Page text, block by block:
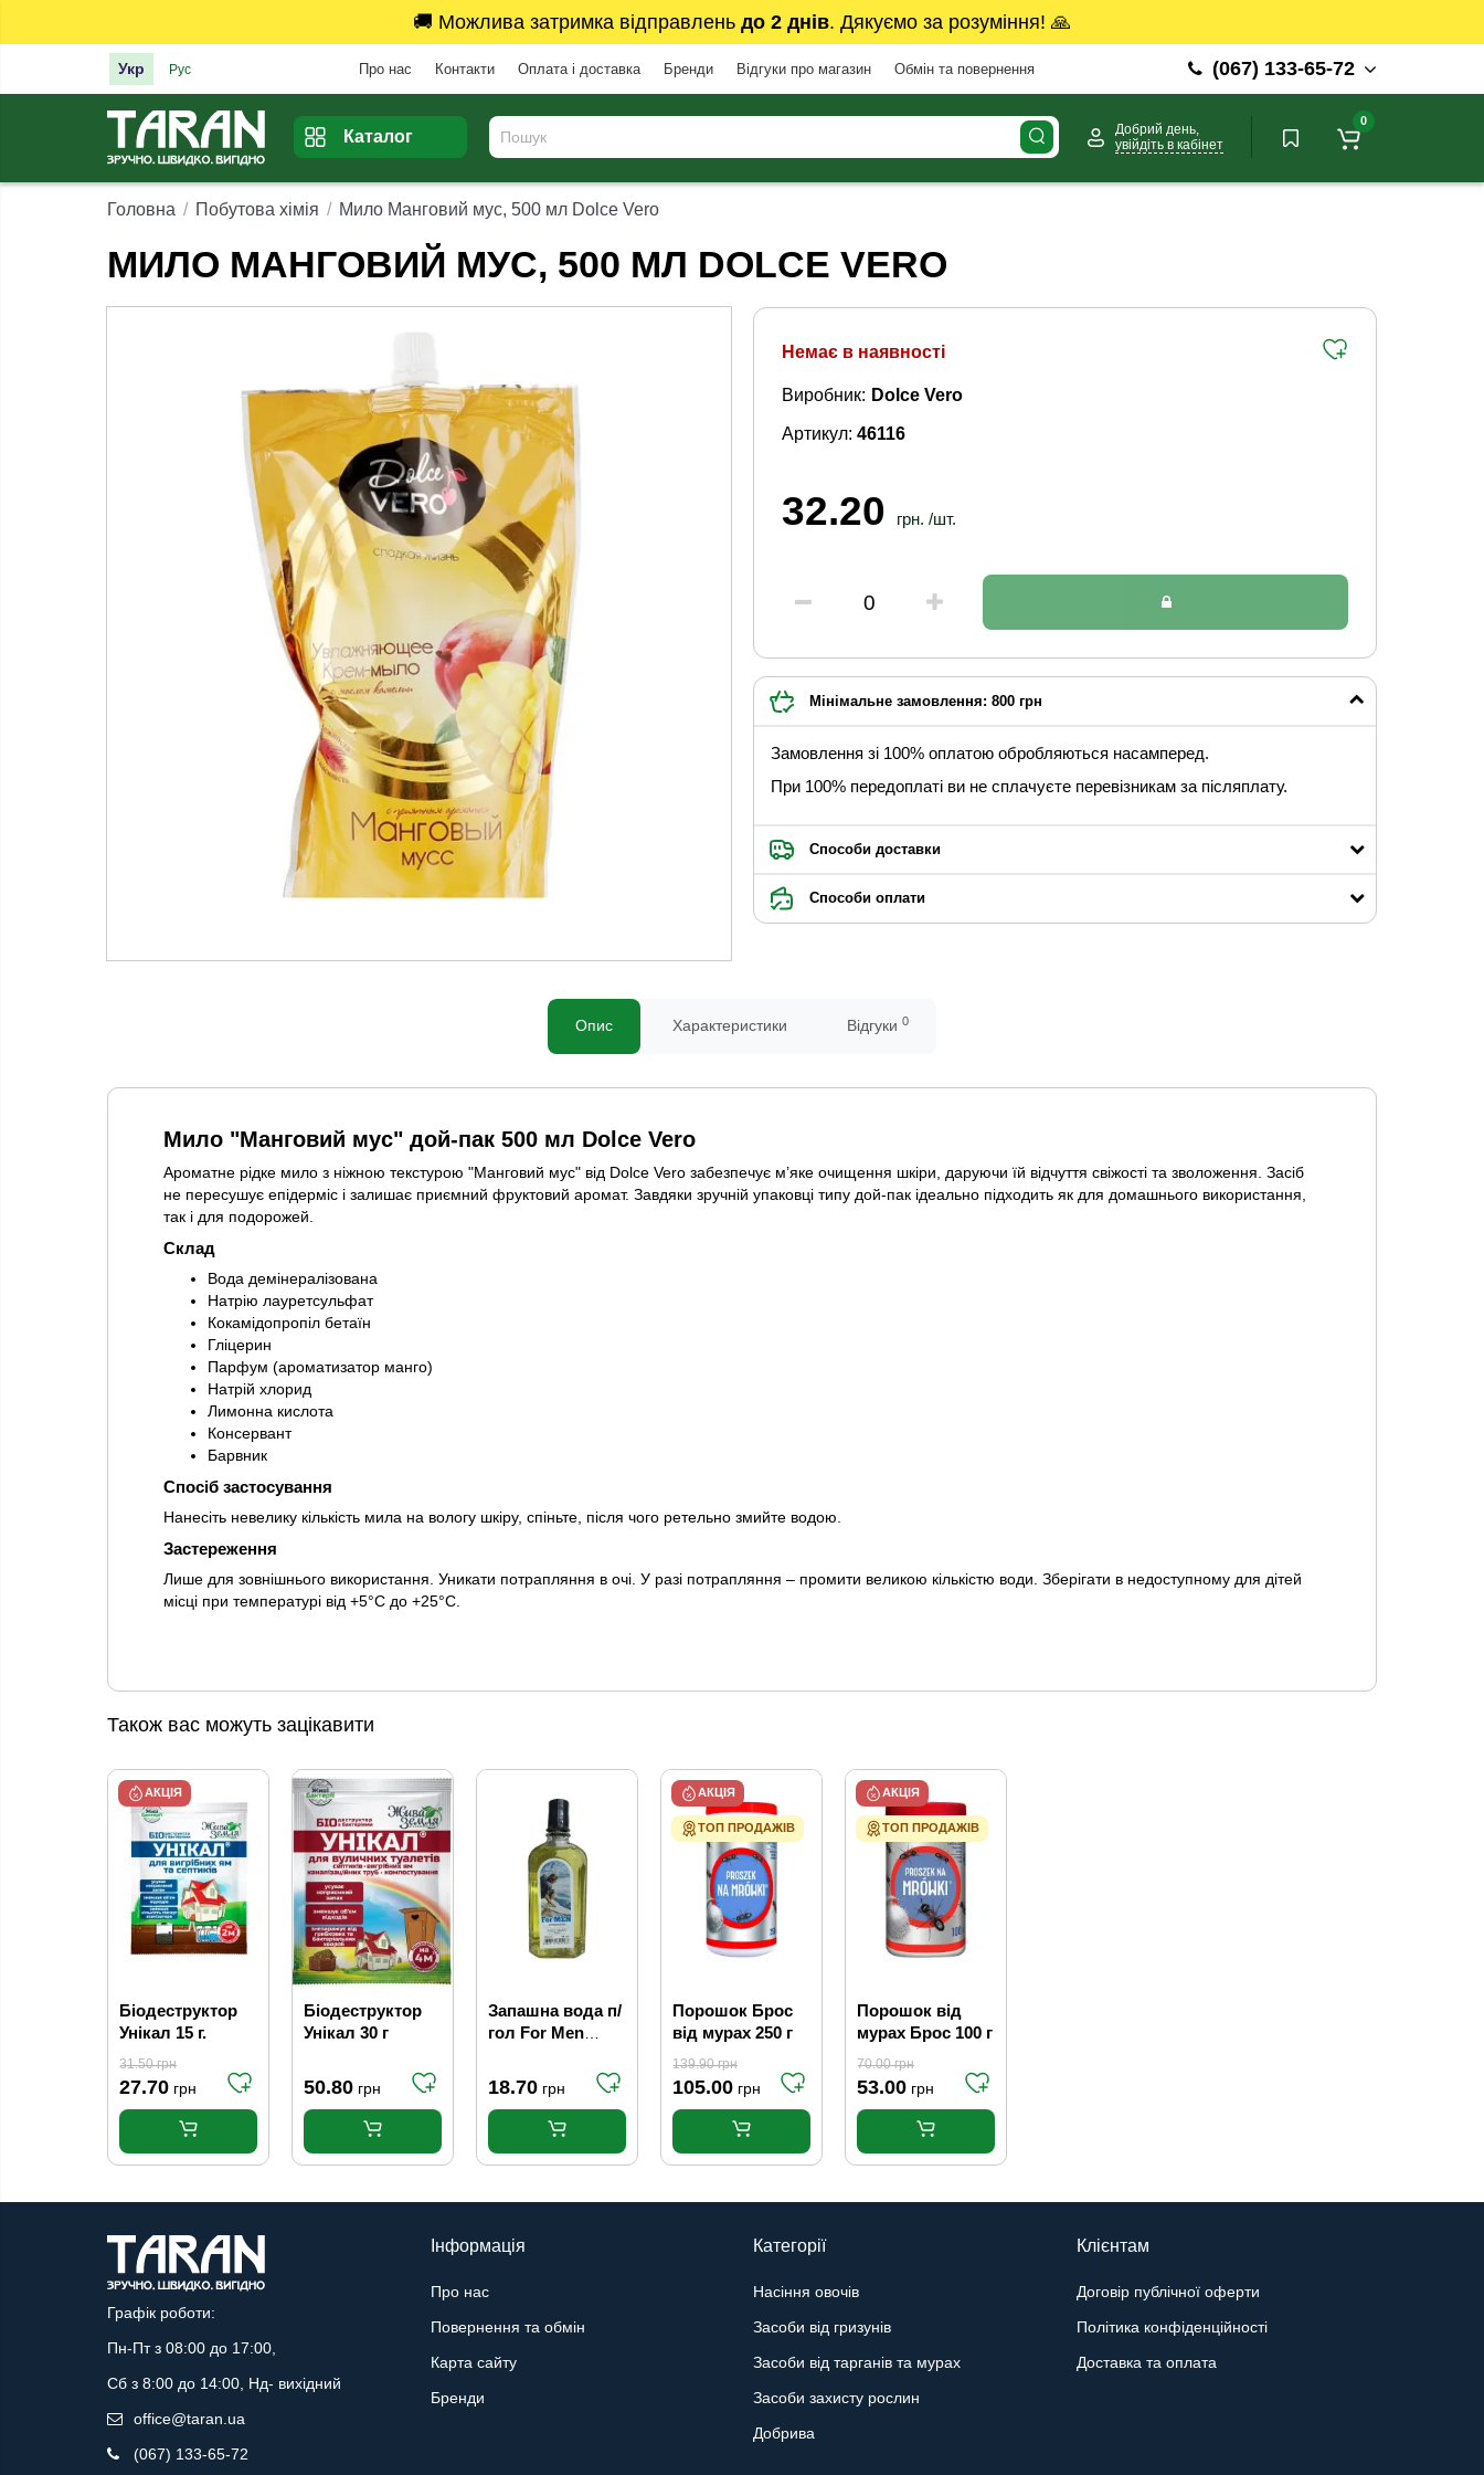
🚚 Можлива затримка відправлень до 2 днів. Дякуємо за розуміння! 🙏
Укр Рус Про нас Контакти Оплата і доставка Бренди Відгуки про магазин Обмін та повернення (067) 133-65-72
Каталог
Добрий день,
увійдіть в кабінет
0
Головна Побутова хімія Мило Манговий мус, 500 мл Dolce Vero
МИЛО МАНГОВИЙ МУС, 500 МЛ DOLCE VERO
Немає в наявності
Артикул: 46116
Виробник: Dolce Vero
32.20 грн. /шт.
Мінімальне замовлення: 800 грн
Замовлення зі 100% оплатою обробляються насамперед.
При 100% передоплаті ви не сплачуєте перевізникам за післяплату.
Способи доставки
Способи оплати
Опис Характеристики Відгуки 0
Мило "Манговий мус" дой-пак 500 мл Dolce Vero
Ароматне рідке мило з ніжною текстурою "Манговий мус" від Dolce Vero забезпечує м’яке очищення шкіри, даруючи їй відчуття свіжості та зволоження. Засіб
не пересушує епідерміс і залишає приємний фруктовий аромат. Завдяки зручній упаковці типу дой-пак ідеально підходить як для домашнього використання,
так і для подорожей.
Склад
Вода демінералізована
Натрію лауретсульфат
Кокамідопропіл бетаїн
Гліцерин
Парфум (ароматизатор манго)
Натрій хлорид
Лимонна кислота
Консервант
Барвник
Спосіб застосування
Нанесіть невелику кількість мила на вологу шкіру, спіньте, після чого ретельно змийте водою.
Застереження
Лише для зовнішнього використання. Уникати потрапляння в очі. У разі потрапляння – промити великою кількістю води. Зберігати в недоступному для дітей
місці при температурі від +5°C до +25°C.
Також вас можуть зацікавити
АКЦІЯ
Біодеструктор
Унікал 15 г.
31.50грн
27.70 грн
Біодеструктор
Унікал 30 г
50.80 грн
Запашна вода п/
гол For Men
18.70 грн
АКЦІЯ
ТОП ПРОДАЖІВ
Порошок Брос
від мурах 250 г
139.90грн
105.00 грн
АКЦІЯ
ТОП ПРОДАЖІВ
Порошок від
мурах Брос 100 г
70.00грн
53.00 грн
Графік роботи:
Пн-Пт з 08:00 до 17:00,
Сб з 8:00 до 14:00, Нд- вихідний
office@taran.ua
(067) 133-65-72
Інформація
Про нас
Повернення та обмін
Карта сайту
Бренди
Категорії
Насіння овочів
Засоби від гризунів
Засоби від тарганів та мурах
Засоби захисту рослин
Добрива
Клієнтам
Договір публічної оферти
Політика конфіденційності
Доставка та оплата